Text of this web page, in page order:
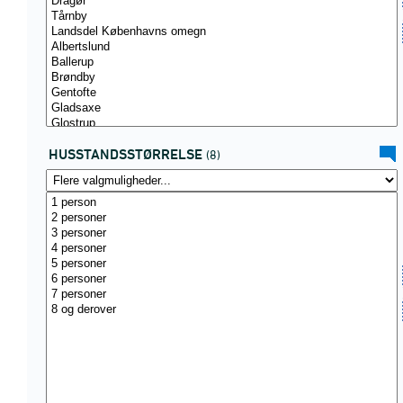
HUSSTANDSSTØRRELSE (8)